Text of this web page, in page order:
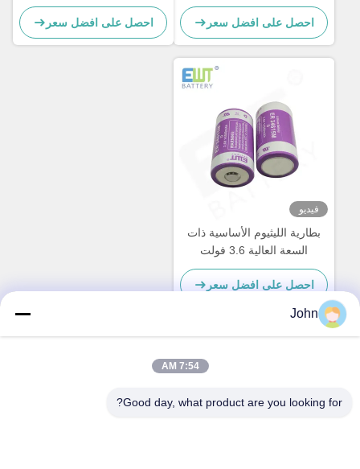
LS33600C, XL-200F, XL-
205F, SB-D01, SB-D02, PT-
2300
احصل على افضل سعر
مللي أمبير في الساعة
احصل على افضل سعر
فيديو
بطارية الليثيوم الأساسية ذات
السعة العالية 3.6 فولت
14500mAh ER34615M
احصل على افضل سعر
العنوان
John
7:54 AM
Good day, what product are you looking for?